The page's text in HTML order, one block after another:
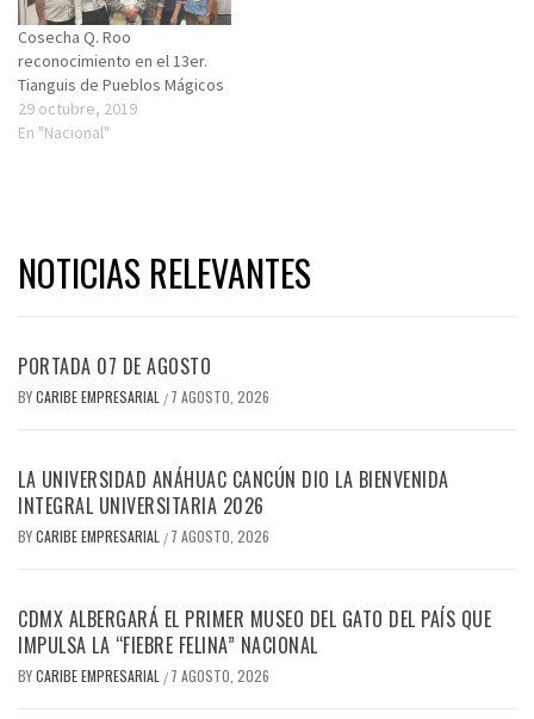
Cosecha Q. Roo
reconocimiento en el 13er.
Tianguis de Pueblos Mágicos
29 octubre, 2019
En "Nacional"
NOTICIAS RELEVANTES
PORTADA 07 DE AGOSTO
BYCARIBE EMPRESARIAL / 7 AGOSTO, 2026
LA UNIVERSIDAD ANÁHUAC CANCÚN DIO LA BIENVENIDA
INTEGRAL UNIVERSITARIA 2026
BYCARIBE EMPRESARIAL / 7 AGOSTO, 2026
CDMX ALBERGARÁ EL PRIMER MUSEO DEL GATO DEL PAÍS QUE
IMPULSA LA “FIEBRE FELINA” NACIONAL
BYCARIBE EMPRESARIAL / 7 AGOSTO, 2026